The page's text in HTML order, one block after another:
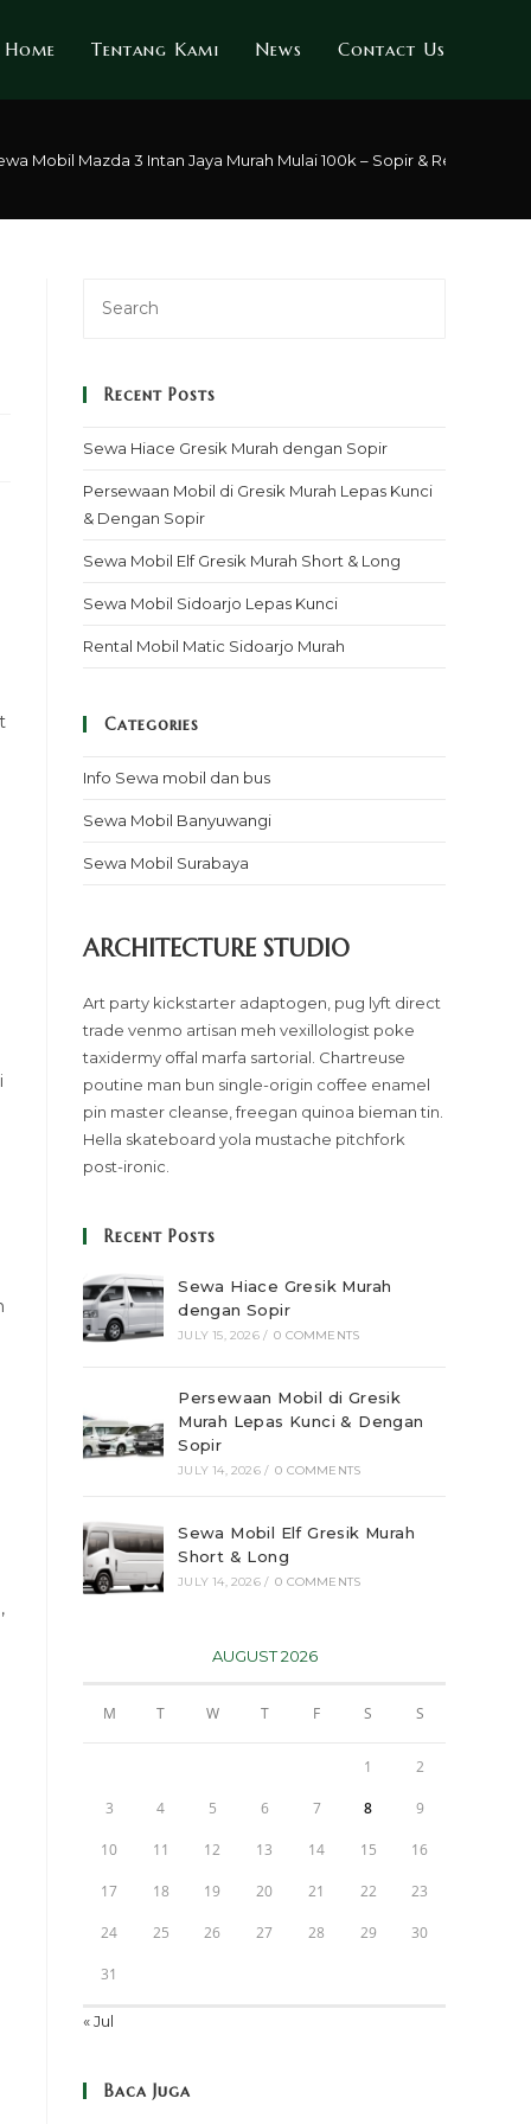
Home Tentang Kami News Contact Us
Mobil Mazda 3 Intan Jaya Murah Mulai 100k – Sopir & Rental
Recent Posts
Sewa Hiace Gresik Murah dengan Sopir
Persewaan Mobil di Gresik Murah Lepas Kunci
& Dengan Sopir
Sewa Mobil Elf Gresik Murah Short & Long
Sewa Mobil Sidoarjo Lepas Kunci
Rental Mobil Matic Sidoarjo Murah
Categories
Info Sewa mobil dan bus
Sewa Mobil Banyuwangi
Sewa Mobil Surabaya
ARCHITECTURE STUDIO
Art party kickstarter adaptogen, pug lyft direct
trade venmo artisan meh vexillologist poke
taxidermy offal marfa sartorial. Chartreuse
poutine man bun single-origin coffee enamel
pin master cleanse, freegan quinoa bieman tin.
Hella skateboard yola mustache pitchfork
post-ironic.
Recent Posts
Sewa Hiace Gresik Murah
dengan Sopir
JULY 15, 2026 / 0 COMMENTS
Persewaan Mobil di Gresik
Murah Lepas Kunci & Dengan
Sopir
JULY 14, 2026 / 0 COMMENTS
Sewa Mobil Elf Gresik Murah
Short & Long
JULY 14, 2026 / 0 COMMENTS
AUGUST 2026
M T W T F S S
1 2
3 4 5 6 7 8 9
10 11 12 13 14 15 16
17 18 19 20 21 22 23
24 25 26 27 28 29 30
31
« Jul
Baca Juga